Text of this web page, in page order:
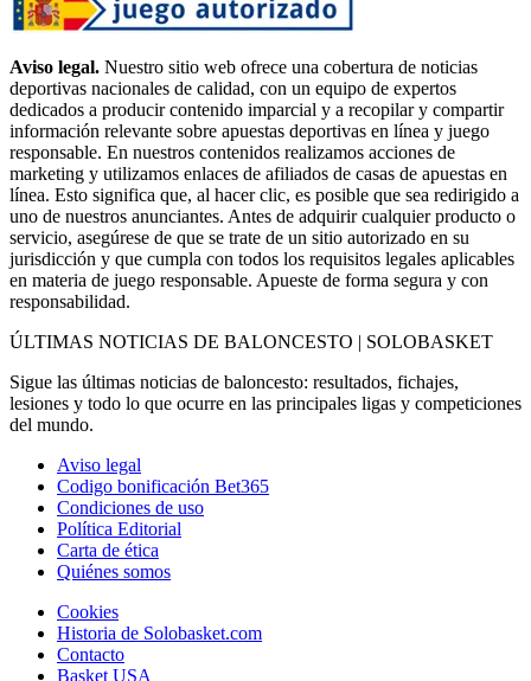
Aviso legal. Nuestro sitio web ofrece una cobertura de noticias
deportivas nacionales de calidad, con un equipo de expertos
dedicados a producir contenido imparcial y a recopilar y compartir
información relevante sobre apuestas deportivas en línea y juego
responsable. En nuestros contenidos realizamos acciones de
marketing y utilizamos enlaces de afiliados de casas de apuestas en
línea. Esto significa que, al hacer clic, es posible que sea redirigido a
uno de nuestros anunciantes. Antes de adquirir cualquier producto o
servicio, asegúrese de que se trate de un sitio autorizado en su
jurisdicción y que cumpla con todos los requisitos legales aplicables
en materia de juego responsable. Apueste de forma segura y con
responsabilidad.
ÚLTIMAS NOTICIAS DE BALONCESTO | SOLOBASKET
Sigue las últimas noticias de baloncesto: resultados, fichajes,
lesiones y todo lo que ocurre en las principales ligas y competiciones
del mundo.
Aviso legal
Codigo bonificación Bet365
Condiciones de uso
Política Editorial
Carta de ética
Quiénes somos
Cookies
Historia de Solobasket.com
Contacto
Basket USA